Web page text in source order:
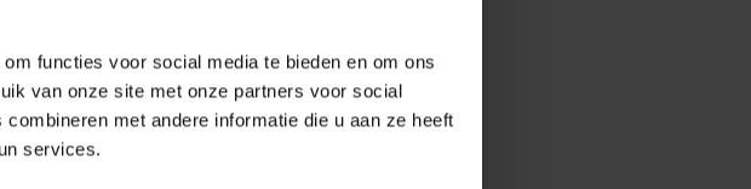
functies voor social media te bieden en om ons
van onze site met onze partners voor social
met andere informatie die u aan ze heeft
services.